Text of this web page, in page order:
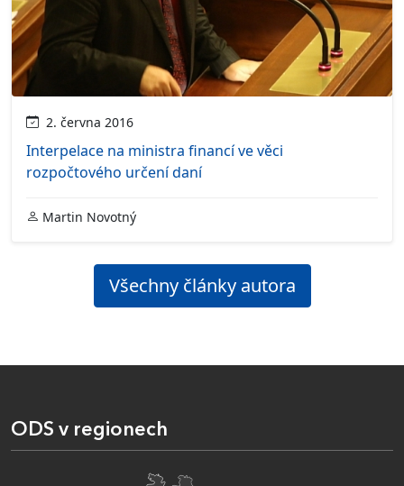
2. června 2016
Interpelace na ministra financí ve věci
rozpočtového určení daní
Martin Novotný
Všechny články autora
ODS v regionech